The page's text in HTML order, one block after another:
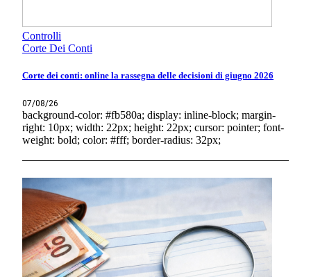
Controlli
Corte Dei Conti
Corte dei conti: online la rassegna delle decisioni di giugno 2026
07/08/26
background-color: #fb580a; display: inline-block; margin-
right: 10px; width: 22px; height: 22px; cursor: pointer; font-
weight: bold; color: #fff; border-radius: 32px;